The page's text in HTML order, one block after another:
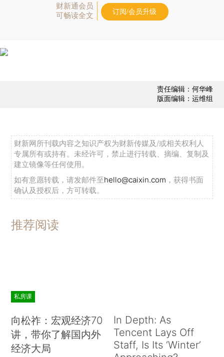
财新通会员
可畅读全文
订阅/会员升级
责任编辑：何华峰
版面编辑：运维组
财新网所刊载内容之知识产权为财新传媒及/或相关权利人
专属所有或持有。未经许可，禁止进行转载、摘编、复制及
建立镜像等任何使用。
如有意愿转载，请发邮件至hello@caixin.com ，获得书面
确认及授权后，方可转载。
推荐阅读
私房课
向松祚：宏观经济70
讲，带你了解国内外
经济大局
In Depth: As
Tencent Lays Off
Staff, Is Its ‘Winter’